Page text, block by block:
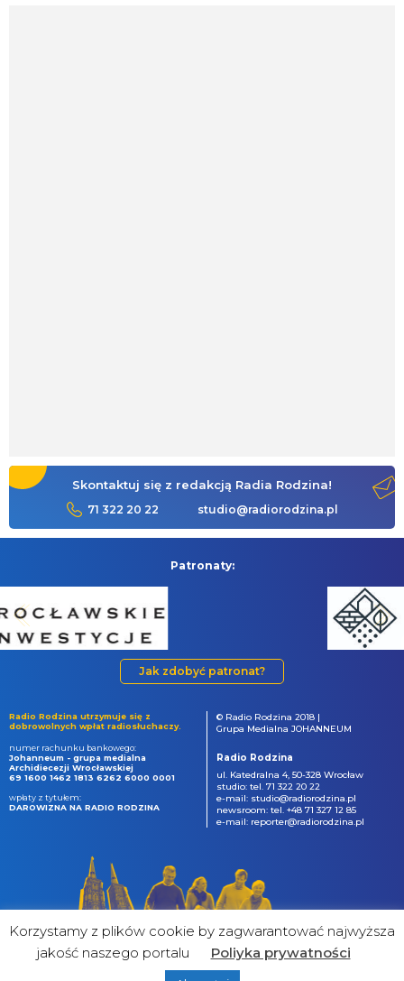
Skontaktuj się z redakcją Radia Rodzina!
71 322 20 22 studio@radiorodzina.pl
Patronaty:
Jak zdobyć patronat?
Radio Rodzina utrzymuje się z
dobrowolnych wpłat radiosłuchaczy.
numer rachunku bankowego:
Johanneum - grupa medialna
Archidiecezji Wrocławskiej
69 1600 1462 1813 6262 6000 0001
wpłaty z tytułem:
DAROWIZNA NA RADIO RODZINA
© Radio Rodzina 2018 |
Grupa Medialna JOHANNEUM
Radio Rodzina
ul. Katedralna 4, 50-328 Wrocław
studio: tel. 71 322 20 22
e-mail: studio@radiorodzina.pl
newsroom: tel. +48 71 327 12 85
e-mail: reporter@radiorodzina.pl
Korzystamy z plików cookie by zagwarantować najwyższa
jakość naszego portalu
Poliyka prywatności